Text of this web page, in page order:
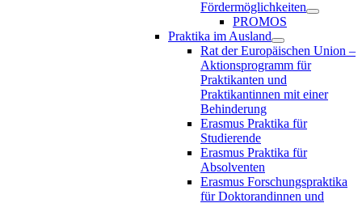
Fördermöglichkeiten
PROMOS
Praktika im Ausland
Rat der Europäischen Union –
Aktionsprogramm für
Praktikanten und
Praktikantinnen mit einer
Behinderung
Erasmus Praktika für
Studierende
Erasmus Praktika für
Absolventen
Erasmus Forschungspraktika
für Doktorandinnen und